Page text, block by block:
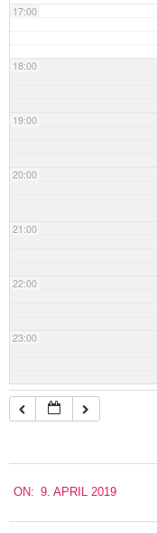
17:00
18:00
19:00
20:00
21:00
22:00
23:00
04-
09
ON: 9. APRIL 2019